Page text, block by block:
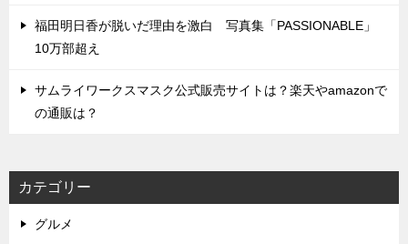
福田明日香が脱いだ理由を激白 写真集「PASSIONABLE」
10万部超え
サムライワークスマスク公式販売サイトは？楽天やamazonで
の通販は？
カテゴリー
グルメ